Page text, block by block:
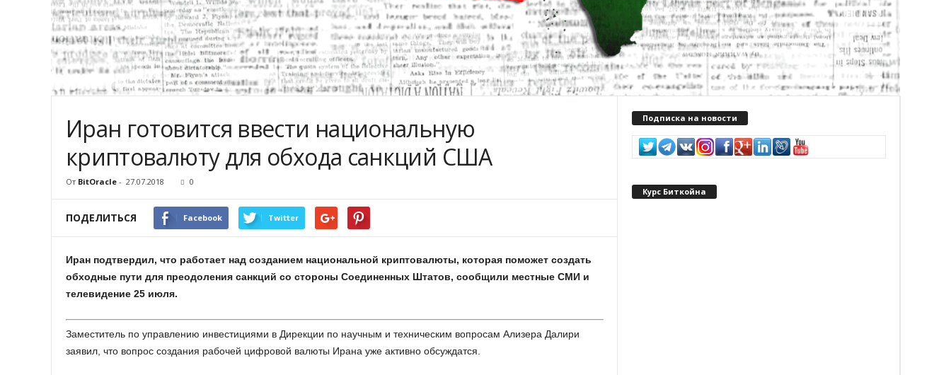
Иран готовится ввести национальную
криптовалюту для обхода санкций США
От BitOracle - 27.07.2018 0
ПОДЕЛИТЬСЯ Facebook Twitter
Иран подтвердил, что работает над созданием национальной криптовалюты, которая поможет создать
обходные пути для преодоления санкций со стороны Соединенных Штатов, сообщили местные СМИ и
телевидение 25 июля.
Заместитель по управлению инвестициями в Дирекции по научным и техническим вопросам Ализера Далири
заявил, что вопрос создания рабочей цифровой валюты Ирана уже активно обсуждатся.
Подписка на новости
Курс Биткойна